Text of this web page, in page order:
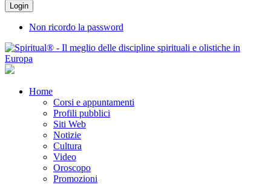
Non ricordo la password
Home
Corsi e appuntamenti
Profili pubblici
Siti Web
Notizie
Cultura
Video
Oroscopo
Promozioni